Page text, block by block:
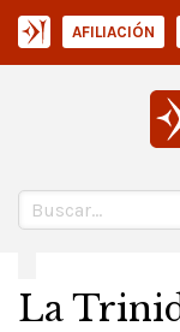
AFILIACIÓN
La